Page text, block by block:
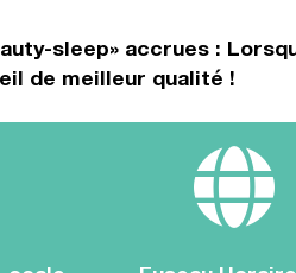
sleep» accrues :
de meilleur qualité !